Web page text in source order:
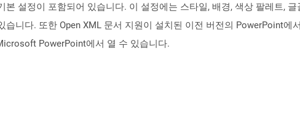
설정이 포함되어 있습니다. 이 설정에는 스타일, 배경, 색상 팔레트,
니다. 또한 Open XML 문서 지원이 설치된 이전 버전의 PowerPoint에
PowerPoint에서 열 수 있습니다.